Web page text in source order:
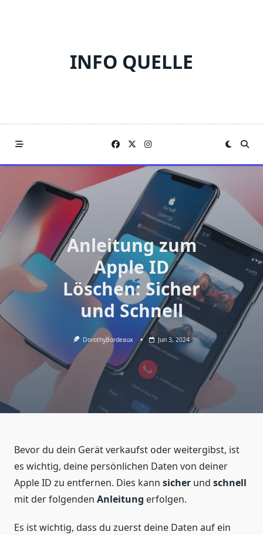
INFO QUELLE
Anleitung zum
Apple ID
Löschen: Sicher
und Schnell
DorothyBordeaux Jun 3, 2024
Bevor du dein Gerät verkaufst oder weitergibst, ist
es wichtig, deine persönlichen Daten von deiner
Apple ID zu entfernen. Dies kann sicher und schnell
mit der folgenden Anleitung erfolgen.
Es ist wichtig, dass du zuerst deine Daten auf ein